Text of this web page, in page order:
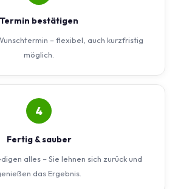
Termin bestätigen
– flexibel, auch kurzfristig
möglich.
4
Fertig & sauber
alles – Sie lehnen sich zurück und
das Ergebnis.